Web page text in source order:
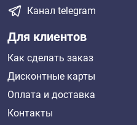
Канал telegram
Для клиентов
Как сделать заказ
Дисконтные карты
Оплата и доставка
Контакты